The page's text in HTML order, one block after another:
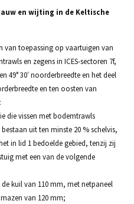
en wijting in de Keltische
van toepassing op vaartuigen van
en zegens in ICES-sectoren 7f,
49° 30′ noorderbreedte en het deel
en ten oosten van
die vissen met bodemtrawls
uit ten minste 20 % schelvis,
in lid 1 bedoelde gebied, tenzij zij
met een van de volgende
kuil van 110 mm, met netpaneel
van 120 mm;